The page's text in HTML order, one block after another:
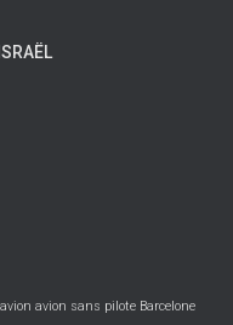
avion avion sans pilote Barcelone